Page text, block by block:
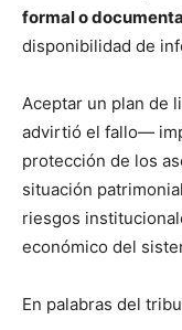
formal o
disponibilidad de
Aceptar un plan de
advirtió el fallo—
protección de los
situación
riesgos
económico del
En palabras del